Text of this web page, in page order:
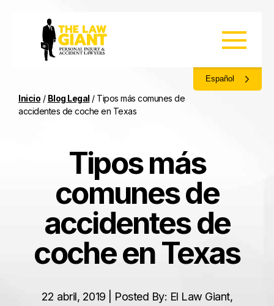
Español
Inicio / Blog Legal / Tipos más comunes de
accidentes de coche en Texas
Tipos más
comunes de
accidentes de
coche en Texas
22 abril, 2019 | Posted By: El Law Giant,